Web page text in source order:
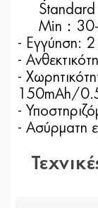
Standard
Min：
- Εγγύηση: 2
-
-
150mAh/
-
- Ασύρματη